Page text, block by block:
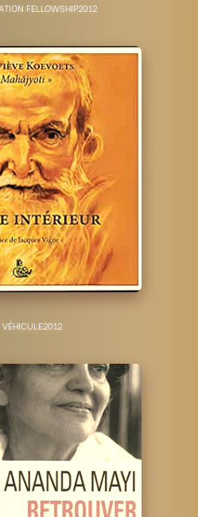
FELLOWSHIP2012
VÉHICULE2012